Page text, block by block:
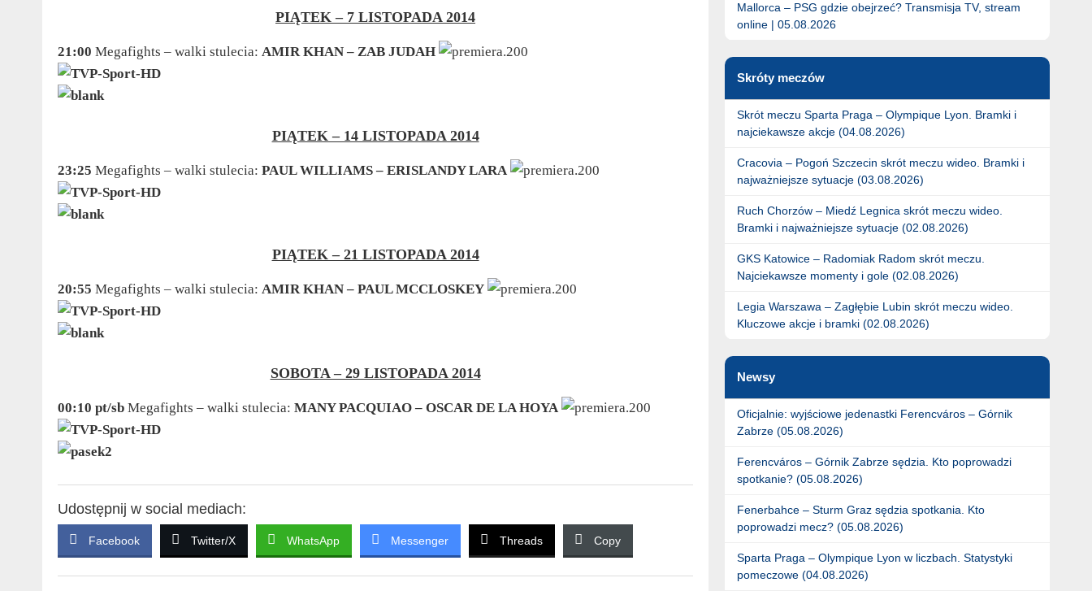
PIĄTEK – 7 LISTOPADA 2014
21:00 Megafights – walki stulecia: AMIR KHAN – ZAB JUDAH
PIĄTEK – 14 LISTOPADA 2014
23:25 Megafights – walki stulecia: PAUL WILLIAMS – ERISLANDY LARA
PIĄTEK – 21 LISTOPADA 2014
20:55 Megafights – walki stulecia: AMIR KHAN – PAUL MCCLOSKEY
SOBOTA – 29 LISTOPADA 2014
00:10 pt/sbMegafights – walki stulecia: MANY PACQUIAO – OSCAR DE LA HOYA
Udostępnij w social mediach:
Facebook Twitter/X WhatsApp Messenger Threads Copy
Mallorca – PSG gdzie obejrzeć? Transmisja TV, stream
online | 05.08.2026
Skróty meczów
Skrót meczu Sparta Praga – Olympique Lyon. Bramki i
najciekawsze akcje (04.08.2026)
Cracovia – Pogoń Szczecin skrót meczu wideo. Bramki i
najważniejsze sytuacje (03.08.2026)
Ruch Chorzów – Miedź Legnica skrót meczu wideo.
Bramki i najważniejsze sytuacje (02.08.2026)
GKS Katowice – Radomiak Radom skrót meczu.
Najciekawsze momenty i gole (02.08.2026)
Legia Warszawa – Zagłębie Lubin skrót meczu wideo.
Kluczowe akcje i bramki (02.08.2026)
Newsy
Oficjalnie: wyjściowe jedenastki Ferencváros – Górnik
Zabrze (05.08.2026)
Ferencváros – Górnik Zabrze sędzia. Kto poprowadzi
spotkanie? (05.08.2026)
Fenerbahce – Sturm Graz sędzia spotkania. Kto
poprowadzi mecz? (05.08.2026)
Sparta Praga – Olympique Lyon w liczbach. Statystyki
pomeczowe (04.08.2026)